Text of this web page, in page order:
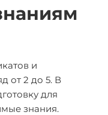
и
от 2 до 5. В
для
знания.